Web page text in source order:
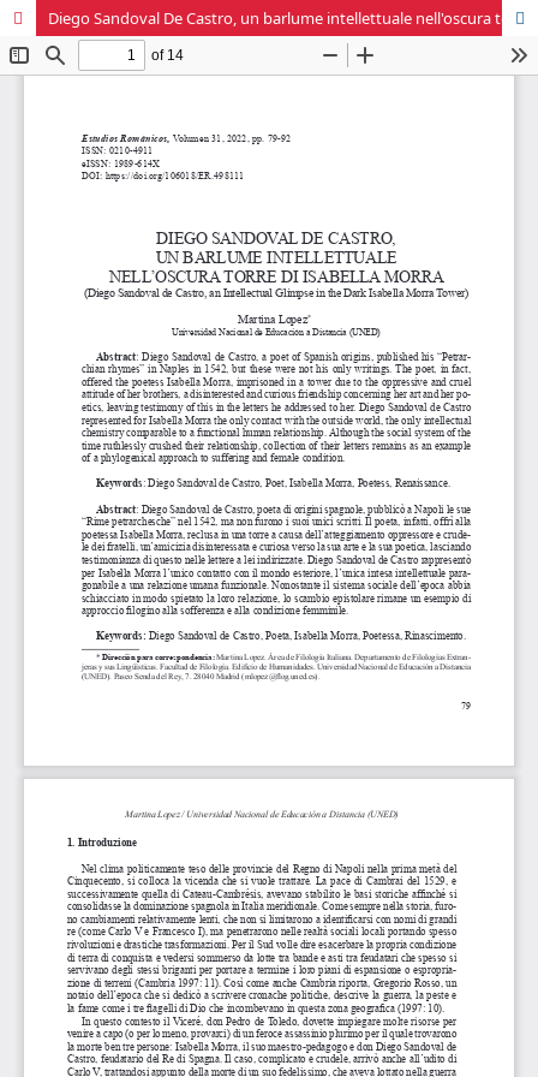
Diego Sandoval De Castro, un barlume intellettuale nell'oscura torre di Isabella Morra.